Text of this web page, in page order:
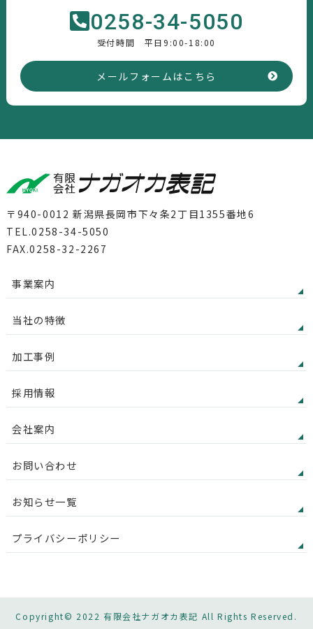
0258-34-5050
受付時間 平日9:00-18:00
メールフォームはこちら
〒940-0012 新潟県長岡市下々条2丁目1355番地6
TEL.0258-34-5050
FAX.0258-32-2267
事業案内
当社の特徴
加工事例
採用情報
会社案内
お問い合わせ
お知らせ一覧
プライバシーポリシー
Copyright© 2022 有限会社ナガオカ表記 All Rights Reserved.